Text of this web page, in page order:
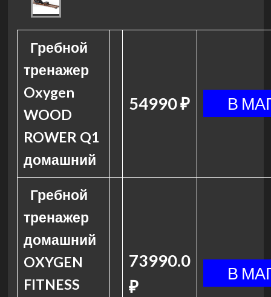
Гребной
тренажер
Oxygen
WOOD
ROWER Q1
домашний
54990 ₽
Гребной
тренажер
домашний
OXYGEN
FITNESS
73990.0
₽